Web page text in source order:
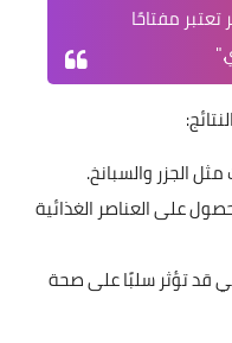
مفتاحًا
الجزر والسبانخ.
على العناصر الغذائية
قد تؤثر سلبًا على صحة